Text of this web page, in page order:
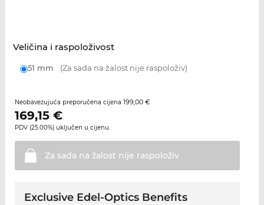
Veličina i raspoloživost
51 mm (Za sada na žalost nije raspoloživ)
Neobavezujuća preporučena cijena 199,00 €
169,15€
PDV (25.00%) uključen u cijenu.
Za sada na žalost nije raspoloživ
Exclusive Edel-Optics Benefits